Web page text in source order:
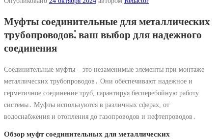
Муфты соединительные для металлических
трубопроводов⁚ ваш выбор для надежного
соединения
Соединительные муфты – это незаменимые элементы при монтаже
металлических трубопроводов․ Они обеспечивают надежное и
герметичное соединение труб, гарантируя бесперебойную работу
системы․ Муфты используются в различных сферах, от
водоснабжения и отопления до газопроводов и нефтепроводов․
Обзор муфт соединительных для металлических